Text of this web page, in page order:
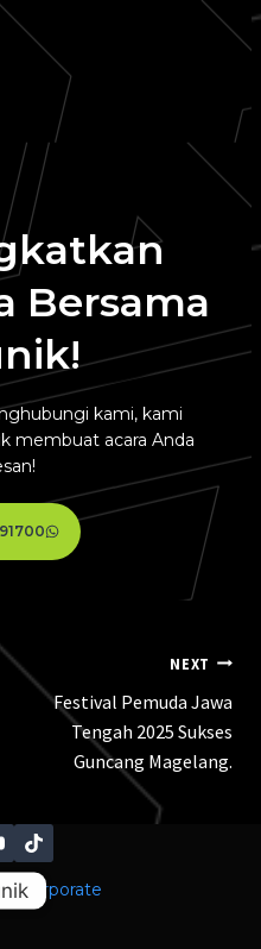
Bersama
kami, kami
membuat acara Anda
NEXT
Festival Pemuda Jawa
Tengah 2025 Sukses
Guncang Magelang.
Corporate